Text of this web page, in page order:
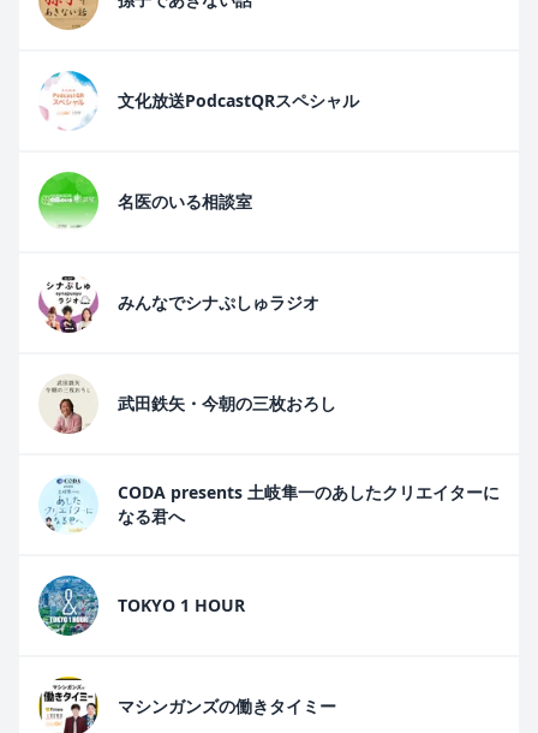
文化放送PodcastQRスペシャル
名医のいる相談室
みんなでシナぷしゅラジオ
武田鉄矢・今朝の三枚おろし
CODA presents 土岐隼一のあしたクリエイターに
なる君へ
TOKYO 1 HOUR
マシンガンズの働きタイミー